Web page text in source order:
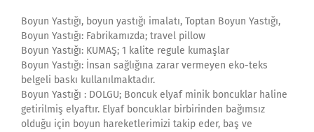
Boyun Yastığı, boyun yastığı imalatı, Toptan Boyun Yastığı,
Boyun Yastığı: Fabrikamızda; travel pillow
Boyun Yastığı: KUMAŞ; 1 kalite regule kumaşlar
Boyun Yastığı: İnsan sağlığına zarar vermeyen eko-teks
belgeli baskı kullanılmaktadır.
Boyun Yastığı : DOLGU; Boncuk elyaf minik boncuklar haline
getirilmiş elyaftır. Elyaf boncuklar birbirinden bağımsız
olduğu için boyun hareketlerimizi takip eder, baş ve